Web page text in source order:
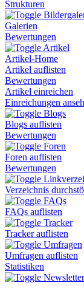
Strukturen
Galerien
Bewertungen
Artikel
Artikel-Home
Artikel auflisten
Bewertungen
Artikel einreichen
Einreichungen
Blogs
Blogs auflisten
Bewertungen
Foren
Foren auflisten
Bewertungen
Verzeichnis
FAQs
FAQs auflisten
Tracker
Tracker auflisten
Umfragen
Umfragen auflisten
Statistiken
Newsletter